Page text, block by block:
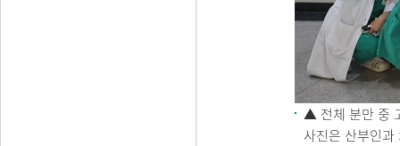
▲ 전체 분만 중
사진은 산부인